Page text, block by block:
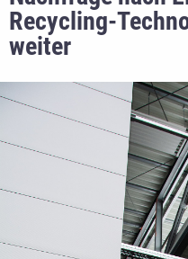
Recycling-
weiter